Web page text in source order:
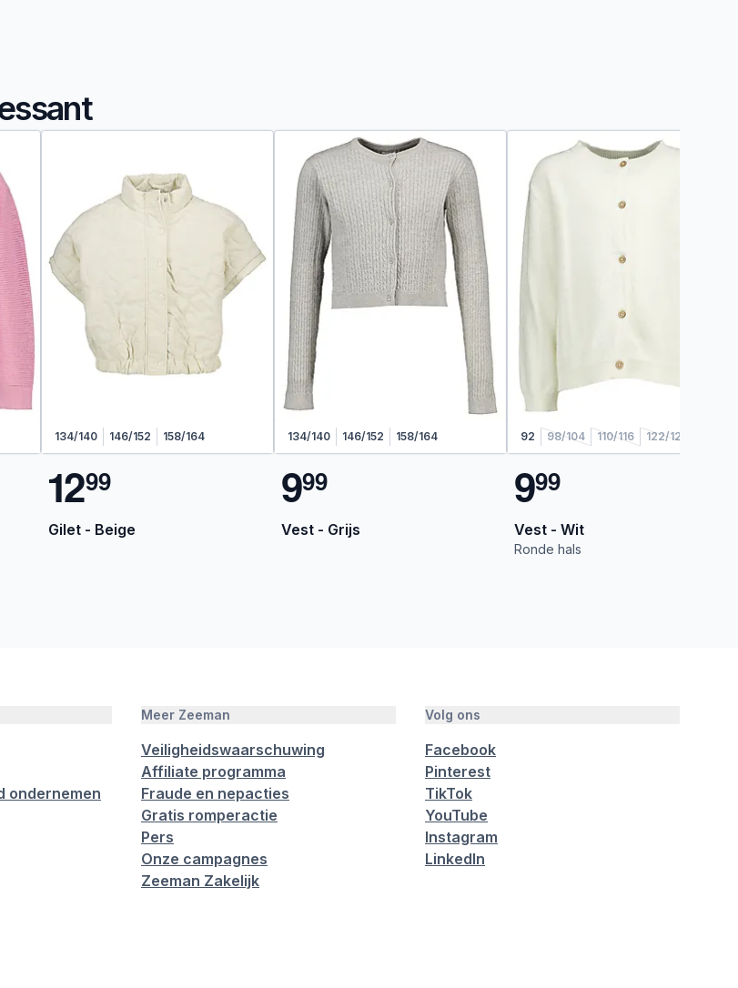
134/140 146/152 158/164
1299
Gilet - Beige
134/140 146/152 158/164
999
Vest - Grijs
92 98/104 110/116 122/128
999
Vest - Wit
Ronde hals
ondernemen
Meer Zeeman
Veiligheidswaarschuwing
Affiliate programma
Fraude en nepacties
Gratis romperactie
Pers
Onze campagnes
Zeeman Zakelijk
Volg ons
Facebook
Pinterest
TikTok
YouTube
Instagram
LinkedIn